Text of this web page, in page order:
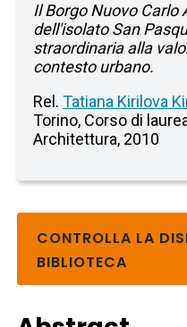
Il Borgo Nuovo Carlo
dell'isolato San
straordinaria alla
contesto urbano.
Rel.Tatiana Kirilova
Torino, Corso di
Architettura, 2010
CONTROLLA LA
BIBLIOTECA